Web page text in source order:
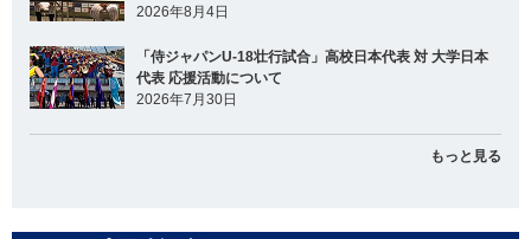
2026年8月4日
「侍ジャパンU-18壮行試合」高校日本代表 対 大学日本
代表 応援活動について
2026年7月30日
もっと見る